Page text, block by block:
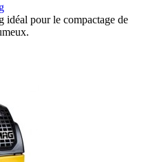
idéal pour le compactage de